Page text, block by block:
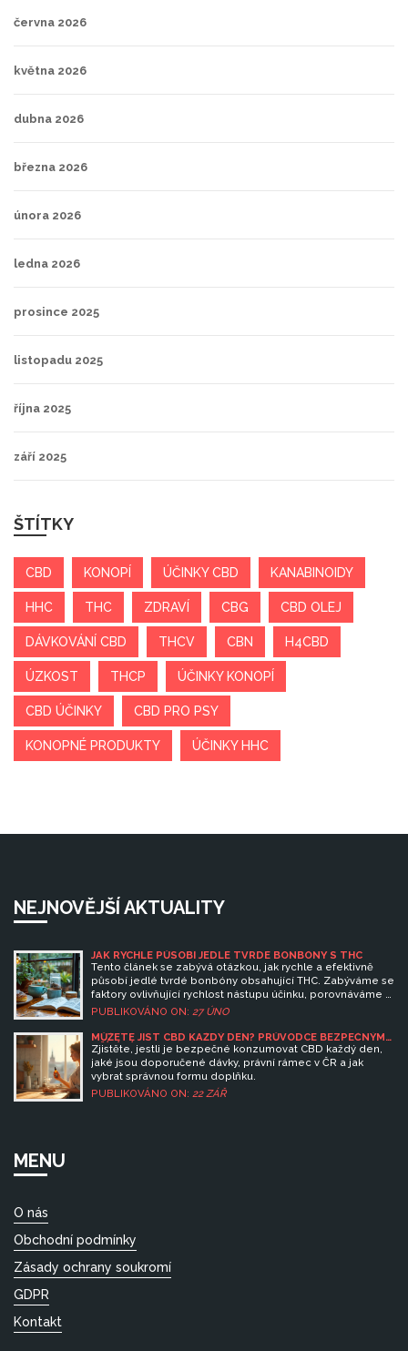
června 2026
května 2026
dubna 2026
března 2026
února 2026
ledna 2026
prosince 2025
listopadu 2025
října 2025
září 2025
ŠTÍTKY
CBD KONOPÍ ÚČINKY CBD KANABINOIDY
HHC THC ZDRAVÍ CBG CBD OLEJ
DÁVKOVÁNÍ CBD THCV CBN H4CBD
ÚZKOST THCP ÚČINKY KONOPÍ
CBD ÚČINKY CBD PRO PSY
KONOPNÉ PRODUKTY ÚČINKY HHC
NEJNOVĚJŠÍ AKTUALITY
JAK RYCHLE PŮSOBÍ JEDLÉ TVRDÉ BONBÓNY S THC
Tento článek se zabývá otázkou, jak rychle a efektivně
působí jedlé tvrdé bonbóny obsahující THC. Zabýváme se
faktory ovlivňující rychlost nástupu účinku, porovnáváme s
jinými formami konzumace a poskytujeme užitečné tipy
srozumitelně a přístupně, s cílem osvětlit, co ovlivňuje
vstřebávání THC přes trávicí systém a jak na to reaguje
lidské tělo.
PUBLIKOVÁNO ON: 27 ÚNO
MŮŽETE JÍST CBD KAŽDÝ DEN? PRŮVODCE BEZPEČNÝM
UŽÍVÁNÍM
Zjistěte, jestli je bezpečné konzumovat CBD každý den,
jaké jsou doporučené dávky, právní rámec v ČR a jak
vybrat správnou formu doplňku.
PUBLIKOVÁNO ON: 22 ZÁŘ
MENU
O nás
Obchodní podmínky
Zásady ochrany soukromí
GDPR
Kontakt